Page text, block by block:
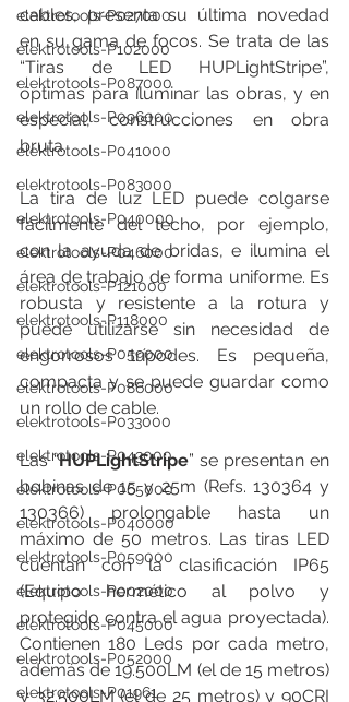
elektrotools-P027000
elektrotools-P102000
elektrotools-P087000
elektrotools-P096000
elektrotools-P041000
elektrotools-P083000
elektrotools-P040000
elektrotools-P046000
elektrotools-P121000
elektrotools-P118000
elektrotools-P059000
elektrotools-P086000
elektrotools-P033000
elektrotools-P043000
elektrotools-P065000
elektrotools-P040000
elektrotools-P059000
elektrotools-P002000
elektrotools-P045000
elektrotools-P052000
elektrotools-P01961
cables, presenta su última novedad
en su gama de focos. Se trata de las
“Tiras de LED HUPLightStripe”,
óptimas para iluminar las obras, y en
especial, construcciones en obra
bruta.
La tira de luz LED puede colgarse
fácilmente del techo, por ejemplo,
con la ayuda de bridas, e ilumina el
área de trabajo de forma uniforme. Es
robusta y resistente a la rotura y
puede utilizarse sin necesidad de
engorrosos trípodes. Es pequeña,
compacta y se puede guardar como
un rollo de cable.
Las “HUPLightStripe” se presentan en
bobinas de 15 y 25m (Refs. 130364 y
130366) prolongable hasta un
máximo de 50 metros. Las tiras LED
cuentan con la clasificación IP65
(Equipo hermético al polvo y
protegido contra el agua proyectada).
Contienen 180 Leds por cada metro,
además de 19.500LM (el de 15 metros)
y 32.500LM (el de 25 metros) y 90CRI